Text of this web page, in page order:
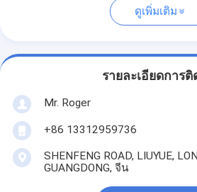
ดูเพิ่มเติม
รายละเอียดการติ
Mr. Roger
+86 13312959736
SHENFENG ROAD, LIUYUE,
GUANGDONG, จีน